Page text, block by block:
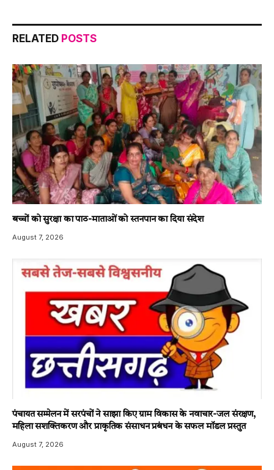
RELATED POSTS
बच्चों को सुरक्षा का पाठ-माताओं को स्तनपान का दिया संदेश
August 7, 2026
पंचायत सम्मेलन में सरपंचों ने साझा किए ग्राम विकास के नवाचार-जल संरक्षण,
महिला सशक्तिकरण और प्राकृतिक संसाधन प्रबंधन के सफल मॉडल प्रस्तुत
August 7, 2026